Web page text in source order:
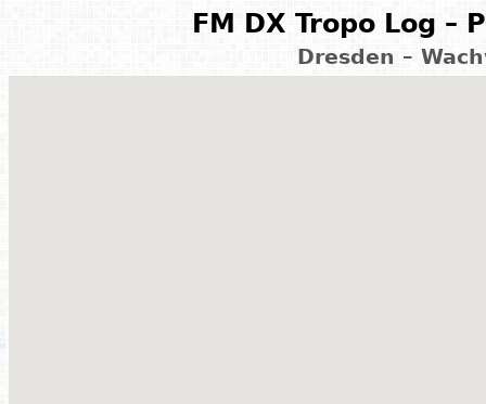
FM DX Tropo Log –
Dresden –